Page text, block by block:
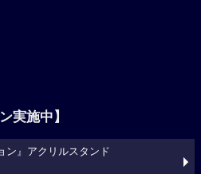
実施中】
ン』アクリルスタンド